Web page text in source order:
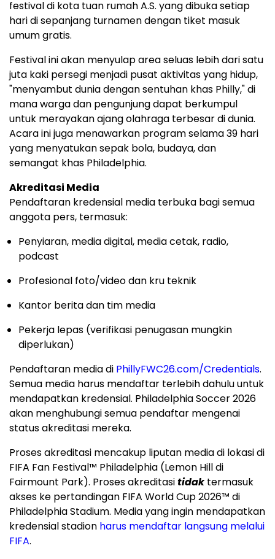
festival di kota tuan rumah A.S. yang dibuka setiap
hari di sepanjang turnamen dengan tiket masuk
umum gratis.
Festival ini akan menyulap area seluas lebih dari satu
juta kaki persegi menjadi pusat aktivitas yang hidup,
"menyambut dunia dengan sentuhan khas Philly," di
mana warga dan pengunjung dapat berkumpul
untuk merayakan ajang olahraga terbesar di dunia.
Acara ini juga menawarkan program selama 39 hari
yang menyatukan sepak bola, budaya, dan
semangat khas Philadelphia.
Akreditasi Media
Pendaftaran kredensial media terbuka bagi semua
anggota pers, termasuk:
Penyiaran, media digital, media cetak, radio,
podcast
Profesional foto/video dan kru teknik
Kantor berita dan tim media
Pekerja lepas (verifikasi penugasan mungkin
diperlukan)
Pendaftaran media di PhillyFWC26.com/Credentials.
Semua media harus mendaftar terlebih dahulu untuk
mendapatkan kredensial. Philadelphia Soccer 2026
akan menghubungi semua pendaftar mengenai
status akreditasi mereka.
Proses akreditasi mencakup liputan media di lokasi di
FIFA Fan Festival™ Philadelphia (Lemon Hill di
Fairmount Park). Proses akreditasitidaktermasuk
akses ke pertandingan FIFA World Cup 2026™ di
Philadelphia Stadium. Media yang ingin mendapatkan
kredensial stadion harus mendaftar langsung melalui
FIFA.